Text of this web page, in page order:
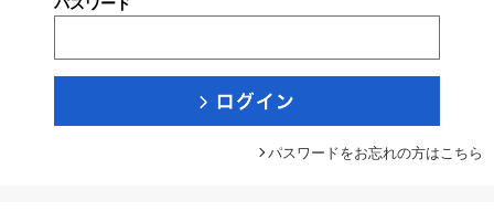
パスワードをお忘れの方はこちら